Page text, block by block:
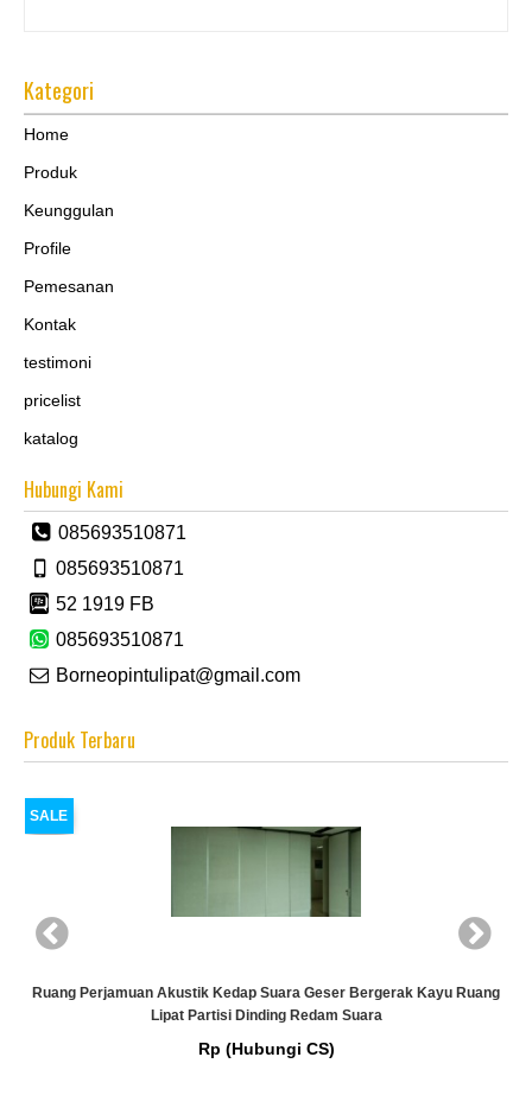
Kategori
Home
Produk
Keunggulan
Profile
Pemesanan
Kontak
testimoni
pricelist
katalog
Hubungi Kami
085693510871
085693510871
52 1919 FB
085693510871
Borneopintulipat@gmail.com
Produk Terbaru
SALE
Ruang Perjamuan Akustik Kedap Suara Geser Bergerak Kayu Ruang
Lipat Partisi Dinding Redam Suara
Rp (Hubungi CS)